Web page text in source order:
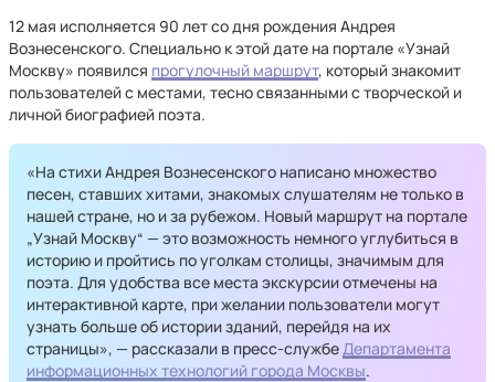
12 мая исполняется 90 лет со дня рождения Андрея
Вознесенского. Специально к этой дате на портале «Узнай
Москву» появился прогулочный маршрут, который знакомит
пользователей с местами, тесно связанными с творческой и
личной биографией поэта.
«На стихи Андрея Вознесенского написано множество
песен, ставших хитами, знакомых слушателям не только в
нашей стране, но и за рубежом. Новый маршрут на портале
„Узнай Москву“ — это возможность немного углубиться в
историю и пройтись по уголкам столицы, значимым для
поэта. Для удобства все места экскурсии отмечены на
интерактивной карте, при желании пользователи могут
узнать больше об истории зданий, перейдя на их
страницы», — рассказали в пресс-службеДепартамента
информационных технологий города Москвы.